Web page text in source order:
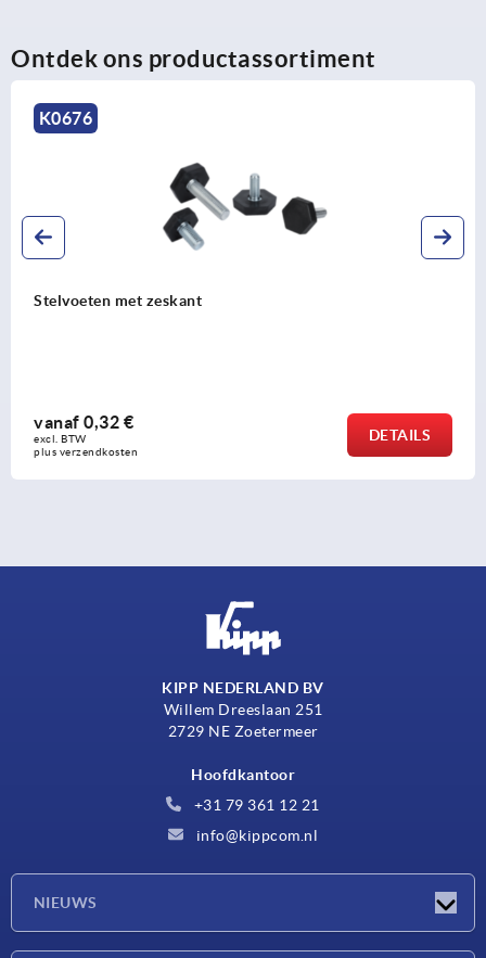
Ontdek ons productassortiment
2,29 €
plus verzendkosten
KIPP NEDERLAND BV
Willem Dreeslaan 251
2729 NE Zoetermeer
Hoofdkantoor
+31 79 361 12 21
info@kippcom.nl
NIEUWS